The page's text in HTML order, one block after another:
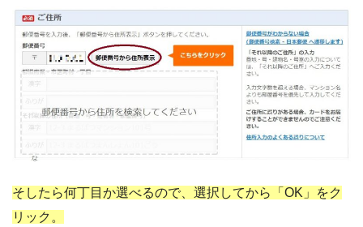
そしたら何丁目か選べるので、選択してから「OK」をク
リック。